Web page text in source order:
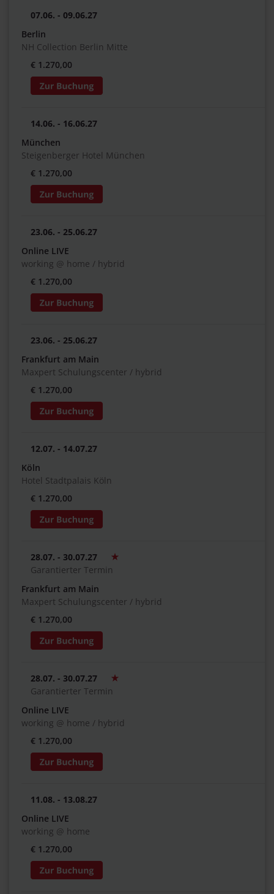
07.06. - 09.06.27
Berlin
NH Collection Berlin Mitte
€ 1.270,00
14.06. - 16.06.27
München
Steigenberger Hotel München
€ 1.270,00
23.06. - 25.06.27
Online LIVE
working @ home / hybrid
€ 1.270,00
23.06. - 25.06.27
Frankfurt am Main
Maxpert Schulungscenter / hybrid
€ 1.270,00
12.07. - 14.07.27
Köln
Hotel Stadtpalais Köln
€ 1.270,00
28.07. - 30.07.27
Garantierter Termin
Frankfurt am Main
Maxpert Schulungscenter / hybrid
€ 1.270,00
28.07. - 30.07.27
Garantierter Termin
Online LIVE
working @ home / hybrid
€ 1.270,00
11.08. - 13.08.27
Online LIVE
working @ home
€ 1.270,00